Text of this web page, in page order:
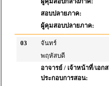
สอบปลายภาค:
ผู้คุมสอบปลายภาค:
03
จันทร์
พฤหัสบดี
อาจารย์ / เจ้าหน้าที่/เอก
ประกอบการสอน: